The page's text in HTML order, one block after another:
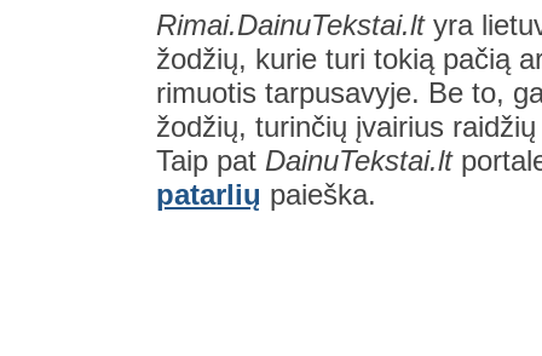
Rimai.DainuTekstai.ltyra
žodžių, kurie turi tokią pačią
rimuotis tarpusavyje. Be to,
žodžių, turinčių įvairius
Taip pat DainuTekstai.lt
patarlių paieška.